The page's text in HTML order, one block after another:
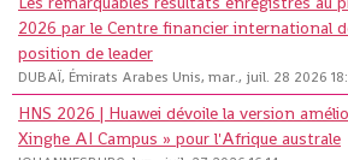
2026 par le Centre financier international
position de leader
DUBAÏ, Émirats Arabes Unis, mar., juil. 28 2026
HNS 2026 | Huawei dévoile la version
Xinghe AI Campus » pour l'Afrique australe